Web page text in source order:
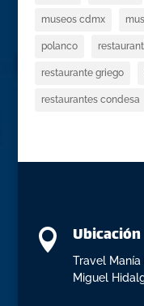
museos cdmx
polanco
restaurante griego
restaurantes condesa
 Ubicación
Travel Manía
Miguel